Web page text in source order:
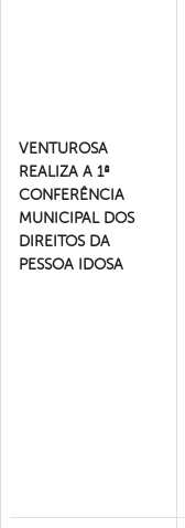
VENTUROSA
REALIZA A 1ª
CONFERÊNCIA
MUNICIPAL DOS
DIREITOS DA
PESSOA IDOSA